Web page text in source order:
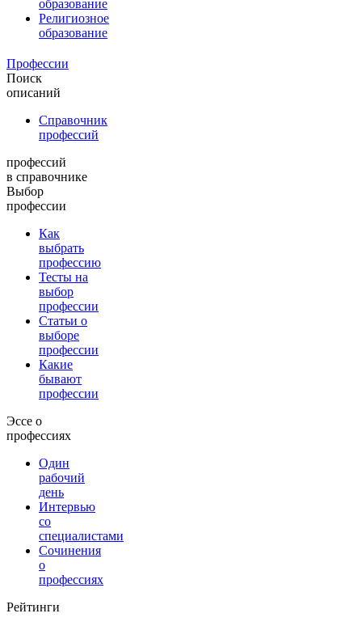
образование
Религиозное
образование
Профессии
Поиск
описаний
Справочник
профессий
профессий
в справочнике
Выбор
профессии
Как
выбрать
профессию
Тесты на
выбор
профессии
Статьи о
выборе
профессии
Какие
бывают
профессии
Эссе о
профессиях
Один
рабочий
день
Интервью
со
специалистами
Сочинения
о
профессиях
Рейтинги